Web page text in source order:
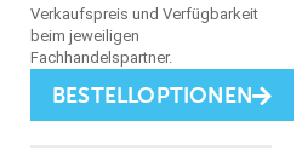
BESTELLOPTIONEN